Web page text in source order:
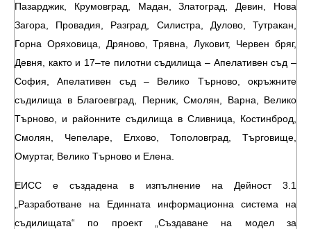
Пазарджик, Крумовград, Мадан, Златоград, Девин, Нова
Загора, Провадия, Разград, Силистра, Дулово, Тутракан,
Горна Оряховица, Дряново, Трявна, Луковит, Червен бряг,
Девня, както и 17–те пилотни съдилища – Апелативен съд –
София, Апелативен съд – Велико Търново, окръжните
съдилища в Благоевград, Перник, Смолян, Варна, Велико
Търново, и районните съдилища в Сливница, Костинброд,
Смолян, Чепеларе, Елхово, Тополовград, Търговище,
Омуртаг, Велико Търново и Елена.
ЕИСС е създадена в изпълнение на Дейност 3.1
„Разработване на Единната информационна система на
съдилищата“ по проект „Създаване на модел за